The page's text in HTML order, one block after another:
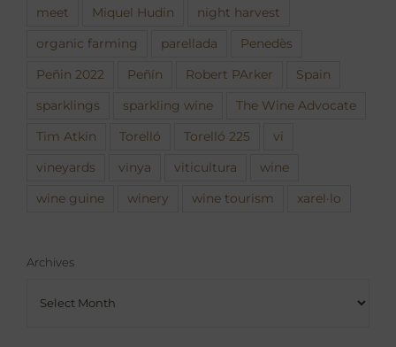
meet Miquel Hudin night harvest
organic farming parellada Penedès
Peñin 2022 Peñín Robert PArker Spain
sparklings sparkling wine The Wine Advocate
Tim Atkin Torelló Torelló 225 vi
vineyards vinya viticultura wine
wine guine winery wine tourism xarel·lo
Archives